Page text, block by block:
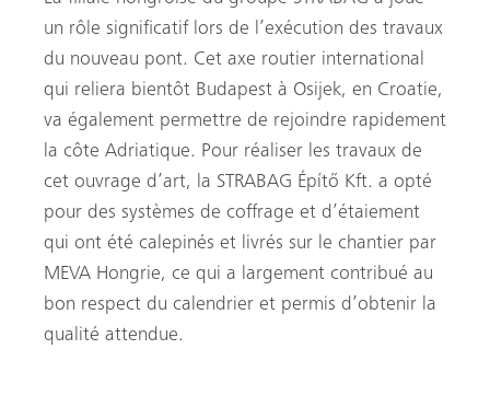
un rôle significatif lors de l’exécution des travaux
du nouveau pont. Cet axe routier international
qui reliera bientôt Budapest à Osijek, en Croatie,
va également permettre de rejoindre rapidement
la côte Adriatique. Pour réaliser les travaux de
cet ouvrage d’art, la STRABAG Építő Kft. a opté
pour des systèmes de coffrage et d’étaiement
qui ont été calepinés et livrés sur le chantier par
MEVA Hongrie, ce qui a largement contribué au
bon respect du calendrier et permis d’obtenir la
qualité attendue.